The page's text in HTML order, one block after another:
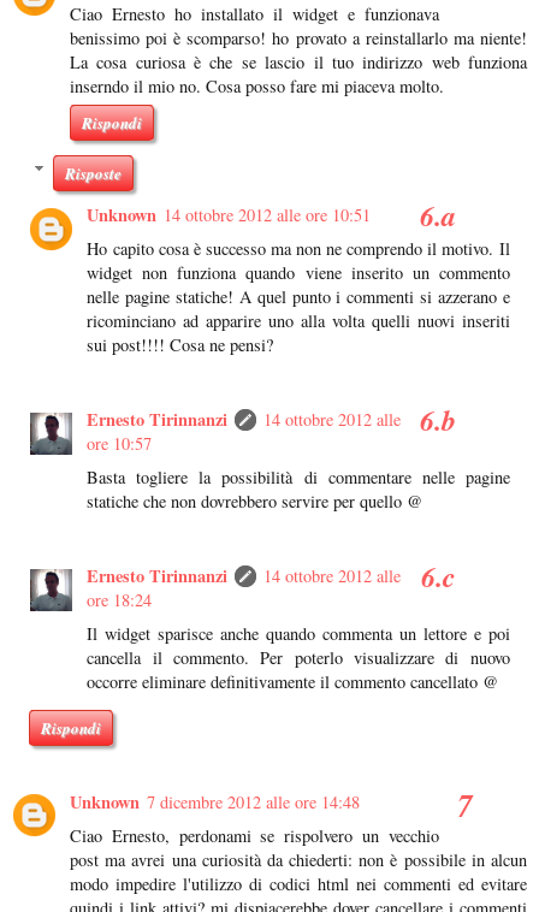
Ciao Ernesto ho installato il widget e funzionava
benissimo poi è scomparso! ho provato a reinstallarlo ma niente!
La cosa curiosa è che se lascio il tuo indirizzo web funziona
inserndo il mio no. Cosa posso fare mi piaceva molto.
Rispondi
Risposte
Unknown 14 ottobre 2012 alle ore 10:51
Ho capito cosa è successo ma non ne comprendo il motivo. Il
widget non funziona quando viene inserito un commento
nelle pagine statiche! A quel punto i commenti si azzerano e
ricominciano ad apparire uno alla volta quelli nuovi inseriti
sui post!!!! Cosa ne pensi?
Ernesto Tirinnanzi
14 ottobre 2012 alle
ore 10:57
Basta togliere la possibilità di commentare nelle pagine
statiche che non dovrebbero servire per quello @
Ernesto Tirinnanzi
14 ottobre 2012 alle
ore 18:24
Il widget sparisce anche quando commenta un lettore e poi
cancella il commento. Per poterlo visualizzare di nuovo
occorre eliminare definitivamente il commento cancellato @
Rispondi
Unknown 7 dicembre 2012 alle ore 14:48
Ciao Ernesto, perdonami se rispolvero un vecchio
post ma avrei una curiosità da chiederti: non è possibile in alcun
modo impedire l'utilizzo di codici html nei commenti ed evitare
quindi i link attivi? mi dispiacerebbe dover cancellare i commenti